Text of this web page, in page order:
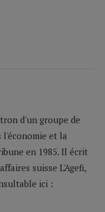
d'un groupe de
l'économie et la
en 1985. Il écrit
suisse L'Agefi,
ici :